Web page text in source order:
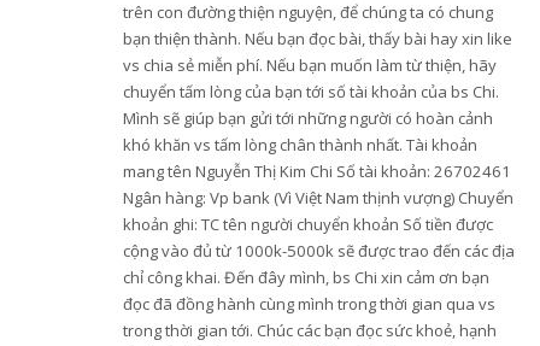
trên con đường thiện nguyện, để chúng ta có chung
bạn thiện thành. Nếu bạn đọc bài, thấy bài hay xin like
vs chia sẻ miễn phí. Nếu bạn muốn làm từ thiện, hãy
chuyển tấm lòng của bạn tới số tài khoản của bs Chi.
Mình sẽ giúp bạn gửi tới những người có hoàn cảnh
khó khăn vs tấm lòng chân thành nhất. Tài khoản
mang tên Nguyễn Thị Kim Chi Số tài khoản: 26702461
Ngân hàng: Vp bank (Vì Việt Nam thịnh vượng) Chuyển
khoản ghi: TC tên người chuyển khoản Số tiền được
cộng vào đủ từ 1000k-5000k sẽ được trao đến các địa
chỉ công khai. Đến đây mình, bs Chi xin cảm ơn bạn
đọc đã đồng hành cùng mình trong thời gian qua vs
trong thời gian tới. Chúc các bạn đọc sức khoẻ, hạnh